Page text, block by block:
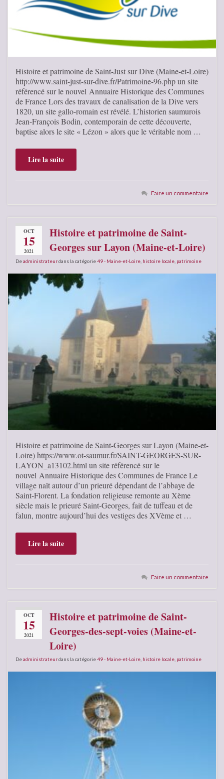
Histoire et patrimoine de Saint-Just sur Dive (Maine-et-Loire)
http://www.saint-just-sur-dive.fr/Patrimoine-96.php un site
référencé sur le nouvel Annuaire Historique des Communes
de France Lors des travaux de canalisation de la Dive vers
1820, un site gallo-romain est révélé. L’historien saumurois
Jean-François Bodin, contemporain de cette découverte,
baptise alors le site « Lézon » alors que le véritable nom …
Lire la suite
Faire un commentaire
OCT
15
2021
Histoire et patrimoine de Saint-
Georges sur Layon (Maine-et-Loire)
Deadministrateurdans la catégorie49 - Maine-et-Loire histoire locale patrimoine
Histoire et patrimoine de Saint-Georges sur Layon (Maine-et-
Loire) https://www.ot-saumur.fr/SAINT-GEORGES-SUR-
LAYON_a13102.html un site référencé sur le
nouvel Annuaire Historique des Communes de France Le
village naît autour d’un prieuré dépendant de l’abbaye de
Saint-Florent. La fondation religieuse remonte au Xème
siècle mais le prieuré Saint-Georges, fait de tuffeau et de
falun, montre aujourd’hui des vestiges des XVème et …
Lire la suite
Faire un commentaire
OCT
15
2021
Histoire et patrimoine de Saint-
Georges-des-sept-voies (Maine-et-
Loire)
Deadministrateurdans la catégorie49 - Maine-et-Loire histoire locale patrimoine